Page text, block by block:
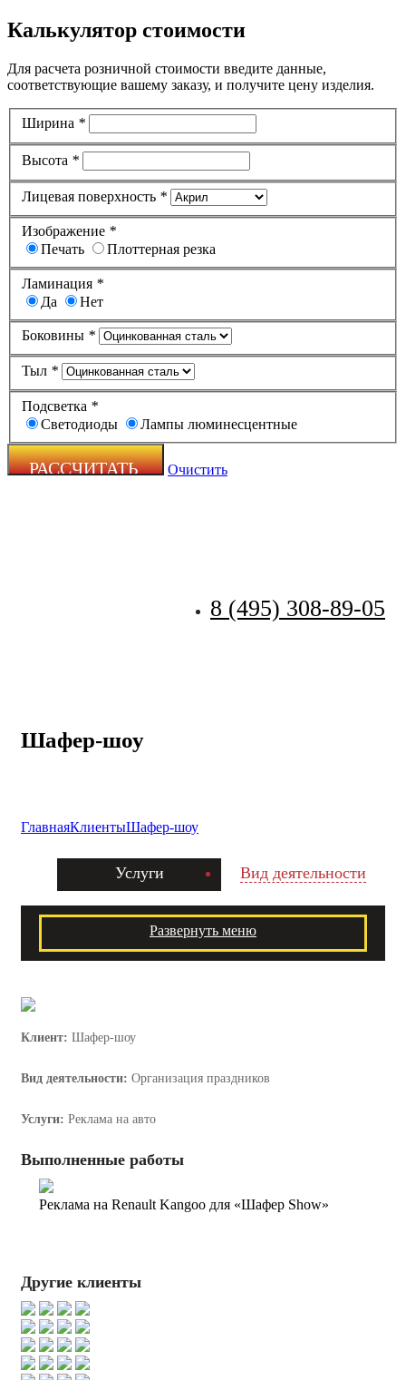
Калькулятор стоимости
Для расчета розничной стоимости введите данные,
соответствующие вашему заказу, и получите цену изделия.
Ширина *
Высота *
Лицевая поверхность *
Изображение *
Печать
Плоттерная резка
Ламинация *
Да
Нет
Боковины *
Тыл *
Подсветка *
Светодиоды
Лампы люминесцентные
Очистить
8 (495) 308-89-05
Шафер-шоу
ГлавнаяКлиентыШафер-шоу
Услуги Вид деятельности
Развернуть меню
Клиент: Шафер-шоу
Вид деятельности: Организация праздников
Услуги: Реклама на авто
Выполненные работы
Реклама на Renault Kangoo для «Шафер Show»
Другие клиенты